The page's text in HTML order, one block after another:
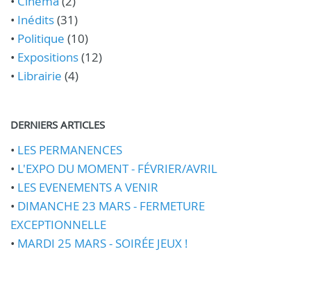
• Inédits(31)
• Politique (10)
• Expositions(12)
• Librairie (4)
DERNIERS ARTICLES
• LES PERMANENCES
• L'EXPO DU MOMENT - FÉVRIER/AVRIL
• LES EVENEMENTS A VENIR
• DIMANCHE 23 MARS - FERMETURE
EXCEPTIONNELLE
• MARDI 25 MARS - SOIRÉE JEUX !